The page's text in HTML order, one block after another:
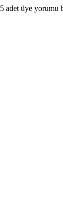
adet üye yorumu